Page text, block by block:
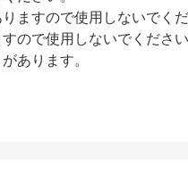
ますので使用しないでく
ので使用しないでくださ
あります。